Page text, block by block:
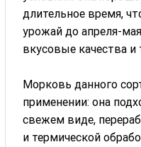
длительное время,
урожай до апреля-
вкусовые качества и
Морковь данного
применении: она
свежем виде,
и термической